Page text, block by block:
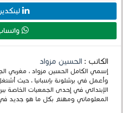
الكاتب :الحسين مزواد
وأعمل في برشلونة بإسبانيا ، حيث
الإبتدائي في إحدى الجمعيات الخاصة
المعلوماتي ومهتم بكل ما هو جديد في